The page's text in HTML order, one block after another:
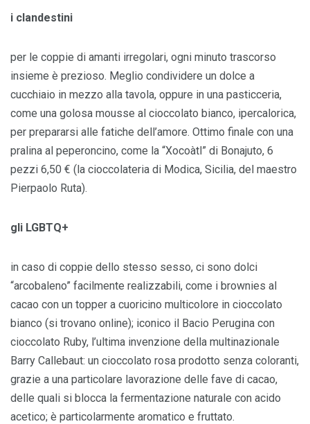
i clandestini
per le coppie di amanti irregolari, ogni minuto trascorso
insieme è prezioso. Meglio condividere un dolce a
cucchiaio in mezzo alla tavola, oppure in una pasticceria,
come una golosa mousse al cioccolato bianco, ipercalorica,
per prepararsi alle fatiche dell’amore. Ottimo finale con una
pralina al peperoncino, come la “Xocoàtl” di Bonajuto, 6
pezzi 6,50 € (la cioccolateria di Modica, Sicilia, del maestro
Pierpaolo Ruta).
gli LGBTQ+
in caso di coppie dello stesso sesso, ci sono dolci
“arcobaleno” facilmente realizzabili, come i brownies al
cacao con un topper a cuoricino multicolore in cioccolato
bianco (si trovano online); iconico il Bacio Perugina con
cioccolato Ruby, l’ultima invenzione della multinazionale
Barry Callebaut: un cioccolato rosa prodotto senza coloranti,
grazie a una particolare lavorazione delle fave di cacao,
delle quali si blocca la fermentazione naturale con acido
acetico; è particolarmente aromatico e fruttato.